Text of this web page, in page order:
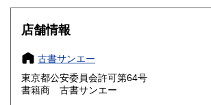
大阪府
奈良県
鳥取県 750円
店舗情報
古書サンエー
東京都公安委員会許可第64号
書籍商 古書サンエー